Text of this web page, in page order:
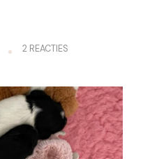
2 REACTIES
ALWEER
VOORBIJ